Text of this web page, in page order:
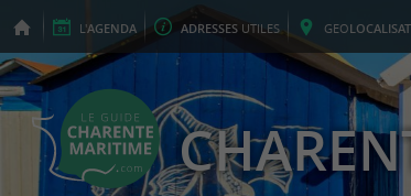
L'AGENDA ADRESSES UTILES GEO